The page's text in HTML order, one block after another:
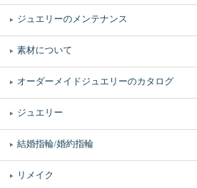
ジュエリーのメンテナンス
素材について
オーダーメイドジュエリーのカタログ
ジュエリー
結婚指輪/婚約指輪
リメイク